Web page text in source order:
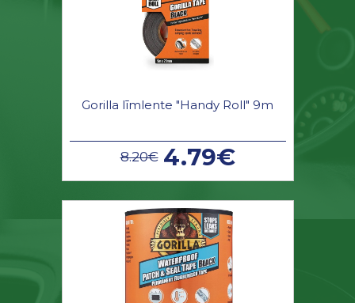
Gorilla līmlente "Handy Roll" 9m
8.20€ 4.79€